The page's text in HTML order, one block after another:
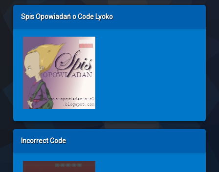
Spis Opowiadań o Code Lyoko
Incorrect Code